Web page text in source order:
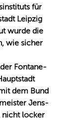
für
Leipzig
wurde die
wie sicher
Fontane-
dem Bund
Jens-
nicht locker